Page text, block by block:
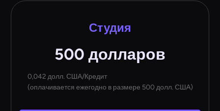
Студия
500 долларов
0,042 долл. США/Кредит
(оплачивается ежегодно в размере 500 долл. США)